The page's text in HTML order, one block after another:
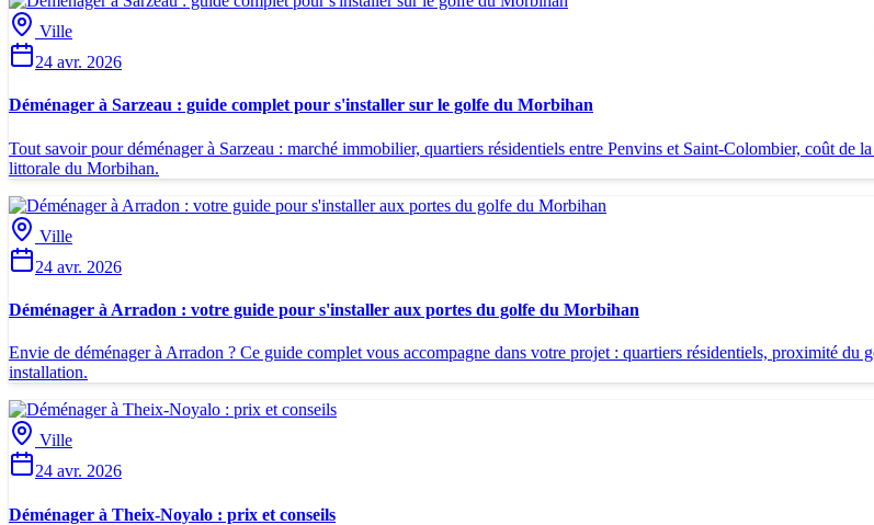
Ville
24 avr. 2026
Déménager à Sarzeau : guide complet pour s'installer sur le golfe du Morbihan
Tout savoir pour déménager à Sarzeau : marché immobilier, quartiers résidentiels entre Penvins et Saint-Colombier, coût de
littorale du Morbihan.
Ville
24 avr. 2026
Déménager à Arradon : votre guide pour s'installer aux portes du golfe du Morbihan
Envie de déménager à Arradon ? Ce guide complet vous accompagne dans votre projet : quartiers résidentiels, proximité
installation.
Ville
24 avr. 2026
Déménager à Theix-Noyalo : prix et conseils